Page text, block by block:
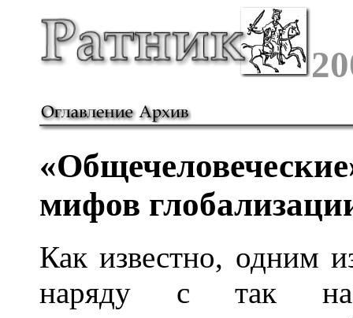
мифов
Как известно, одним
наряду с так